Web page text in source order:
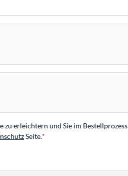
zu erleichtern und Sie im Bestellprozess
Seite.